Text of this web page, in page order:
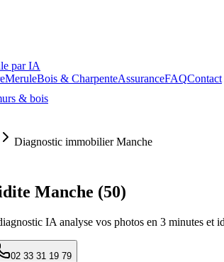
par IA
MeruleBois & CharpenteAssuranceFAQContact
& bois
Diagnostic immobilier Manche
Manche (50)
IA analyse vos photos en 3 minutes et
02 33 31 19 79